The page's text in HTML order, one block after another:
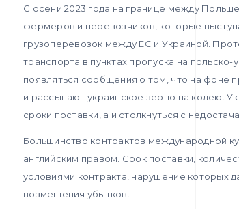
С осени 2023 года на границе между
фермеров и перевозчиков, которые
грузоперевозок между ЕС и Украиной.
транспорта в пунктах пропуска на
появляться сообщения о том, что на фоне
и рассыпают украинское зерно на колею.
сроки поставки, а и столкнуться с
Большинство контрактов международной
английским правом. Срок поставки,
условиями контракта, нарушение которых
возмещения убытков.